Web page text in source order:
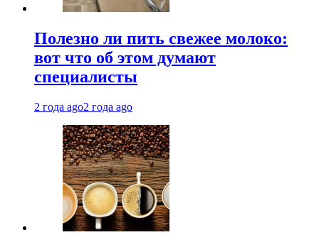
Полезно ли пить свежее молоко:
вот что об этом думают
специалисты
2 года ago2 года ago